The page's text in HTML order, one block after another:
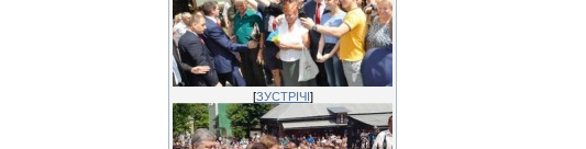
[ЗУСТРІЧІ]